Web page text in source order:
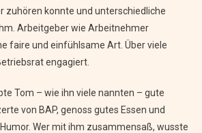
zuhören konnte und unterschiedliche
Arbeitgeber wie Arbeitnehmer
faire und einfühlsame Art. Über viele
engagiert.
Tom – wie ihn viele nannten – gute
von BAP, genoss gutes Essen und
Wer mit ihm zusammensaß, wusste